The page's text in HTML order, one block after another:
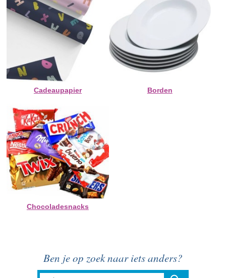
Cadeaupapier Borden
Chocoladesnacks
Ben je op zoek naar iets anders?